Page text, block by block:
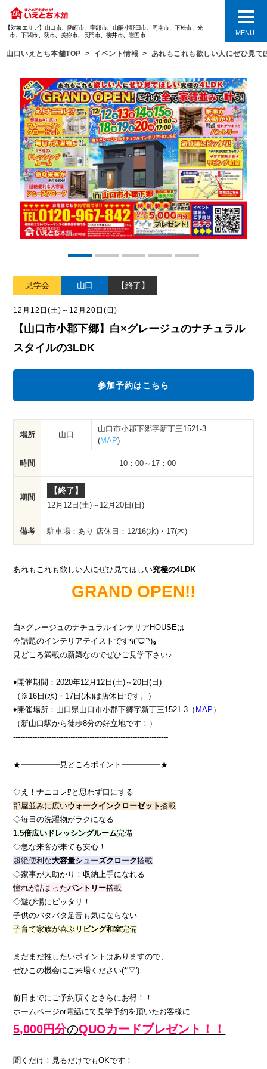
【対象エリア】山口市、防府市、宇部市、山陽小野田市、周南市、下松市、光
市、下関市、萩市、美祢市、長門市、柳井市、岩国市
MENU
山口いえとち本舗TOP イベント情報 あれもこれも欲しい人にぜひ見
見学会 山口 【終了】
12月12日(土) ～ 12月20日(日)
【山口市小郡下郷】白×グレージュのナチュラル
スタイルの3LDK
参加予約はこちら
場所 山口
山口市小郡下郷字新丁三1521-3
(MAP)
期間
【終了】
12月12日(土)～ 12月20日(日)
時間 10：00～17：00
備考 駐車場：あり 店休日：12/16(水)・17(木)
あれもこれも欲しい人にぜひ見てほしい究極の4LDK
GRAND OPEN!!
白×グレージュのナチュラルインテリアHOUSEは
今話題のインテリアテイストです٩(ˊᗜˋ*)و
見どころ満載の新築なのでぜひご見学下さい♪
-----------------------------------------------------------------
♦開催期間：2020年12月12日(土)～20日(日)
（※16日(水)・17日(木)は店休日です。）
♦開催場所：山口県山口市小郡下郷字新丁三1521-3（ MAP ）
（新山口駅から徒歩8分の好立地です！）
-----------------------------------------------------------------
★━━━━━見どころポイント━━━━━★
◇え！ナニコレ⁉と思わず口にする
部屋並みに広いウォークインクローゼット搭載
◇毎日の洗濯物がラクになる
1.5倍広いドレッシングルーム完備
◇急な来客が来ても安心！
超絶便利な大容量シューズクローク搭載
◇家事が大助かり！収納上手になれる
憧れが詰まったパントリー搭載
◇遊び場にピッタリ！
子供のバタバタ足音も気にならない
子育て家族が喜ぶ リビング和室完備
まだまだ推したいポイントはありますので、
ぜひこの機会にご来場ください(*'▽')
前日までにご予約頂くとさらにお得！！
ホームページor電話にて見学予約を頂いたお客様に
5,000円分のQUOカードプレゼント！！
聞くだけ！見るだけでもOKです！